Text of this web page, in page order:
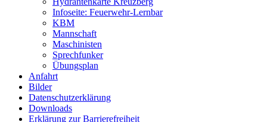
Infoseite: Feuerwehr-Lernbar
KBM
Mannschaft
Maschinisten
Sprechfunker
Übungsplan
Anfahrt
Bilder
Datenschutzerklärung
Downloads
Erklärung zur Barriere­frei­heit